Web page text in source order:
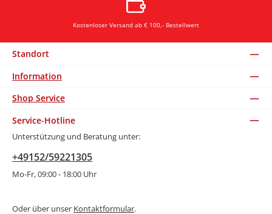
Kostenloser Versand ab € 100,- Bestellwert
Standort
Information
Shop Service
Service-Hotline
Unterstützung und Beratung unter:
+49152/59221305
Mo-Fr, 09:00 - 18:00 Uhr
Oder über unser Kontaktformular.